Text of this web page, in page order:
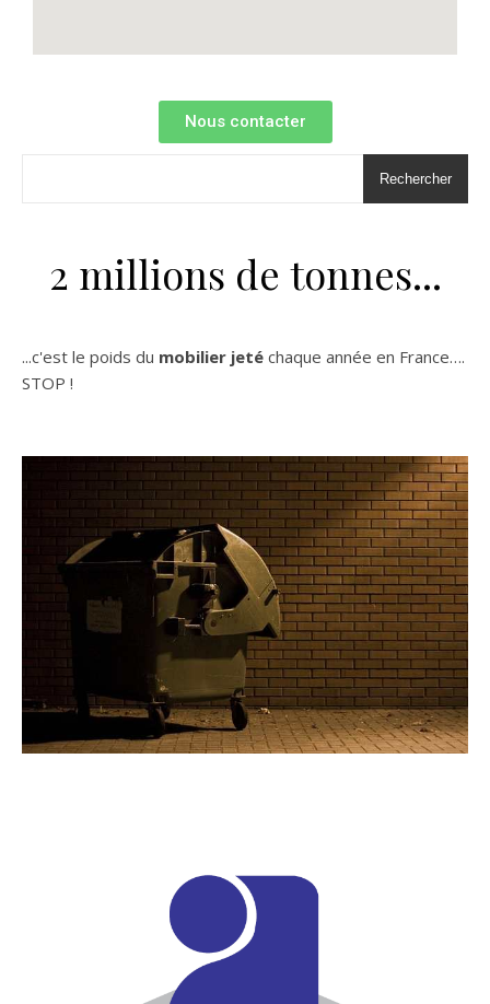
Nous contacter
Rechercher
2 millions de tonnes...
...c'est le poids du mobilier jeté chaque année en France….
STOP !